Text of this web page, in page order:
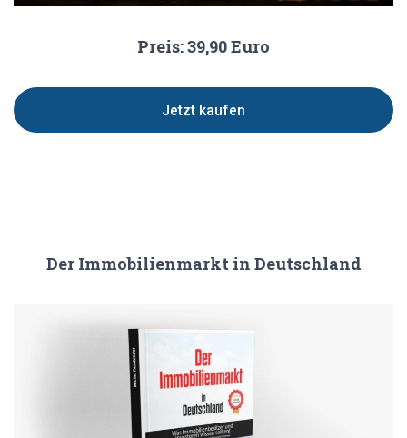
Preis: 39,90 Euro
Jetzt kaufen
Der Immobilienmarkt in Deutschland